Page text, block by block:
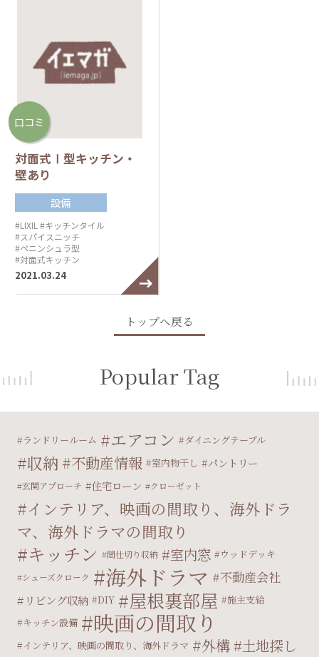
口コミ
対面式Ⅰ型キッチン・
壁あり
設備
#LIXIL #キッチンタイル
#スパイスニッチ
#ペニンシュラ型
#対面式キッチン
2021.03.24
トップへ戻る
Popular Tag
ランドリールーム エアコン ダイニングテーブル
収納 不動産情報 室内物干し パントリー
玄関アプローチ 住宅ローン クローゼット
インテリア、映画の間取り、海外ドラ
マ、海外ドラマの間取り
キッチン 間仕切り収納 室内窓 ウッドデッキ
シューズクローク 海外ドラマ 不動産会社
リビング収納 DIY 屋根裏部屋
施主支給
キッチン設備
映画の間取り
インテリア、映画の間取り、海外ドラマ 外構 土地探し